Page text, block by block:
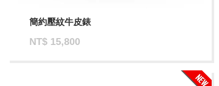
簡約壓紋牛皮錶
NT$ 15,800